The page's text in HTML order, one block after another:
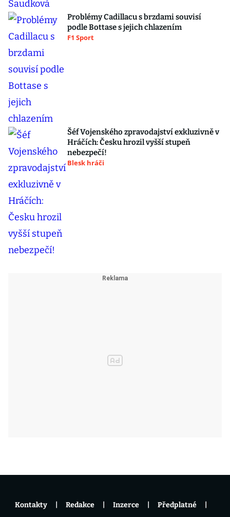
Problémy Cadillacu s brzdami souvisí
podle Bottase s jejich chlazením
F1 Sport
Šéf Vojenského zpravodajství exkluzivně v
Hráčích: Česku hrozil vyšší stupeň
nebezpečí!
Blesk hráči
Kontakty Redakce Inzerce Předplatné